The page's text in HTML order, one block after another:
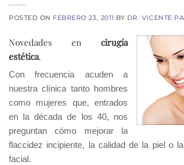
POSTED ON FEBRERO 23, 2011 BY DR. VICENTE
Novedades en cirugía
estética.
Con frecuencia acuden a
nuestra clínica tanto hombres
como mujeres que, entrados
en la década de los 40, nos
preguntan cómo mejorar la
flaccidez incipiente, la calidad de la piel o
facial.